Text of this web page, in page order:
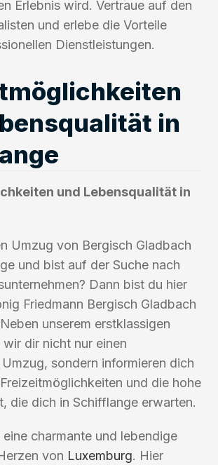
Erlebnis wird. Vertraue auf den
und erlebe die Vorteile
Dienstleistungen.
in
und Lebensqualität in
Umzug von Bergisch Gladbach
und bist auf der Suche nach
Dann bist du hier
Friedmann Bergisch Gladbach
unserem erstklassigen
dir nicht nur einen
sondern informieren dich
und die hohe
die dich in Schifflange erwarten.
charmante und lebendige
von Luxemburg. Hier